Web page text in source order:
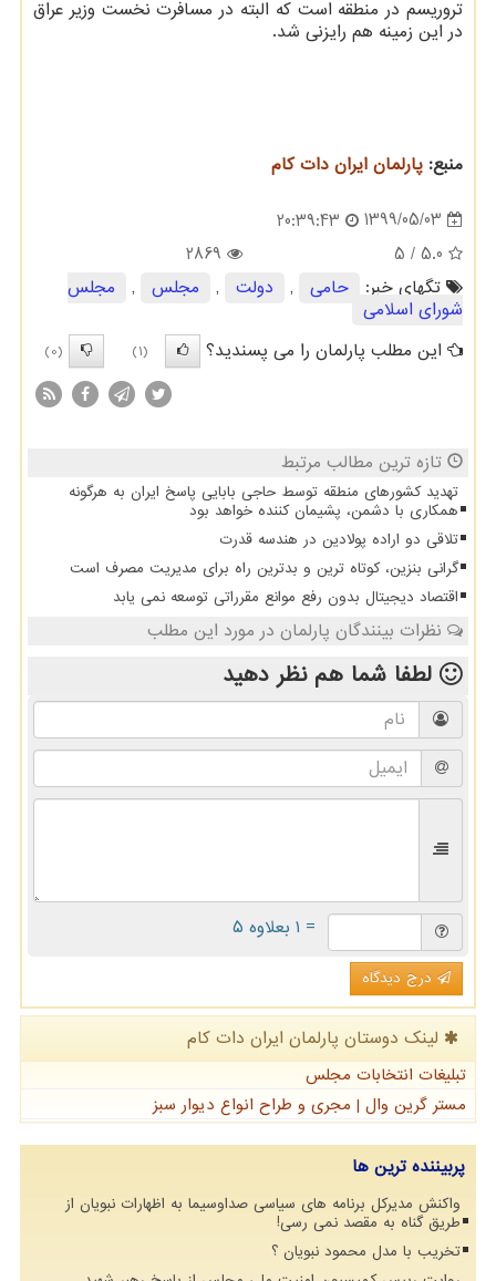
تروریسم در منطقه است که البته در مسافرت نخست وزیر عراق
در این زمینه هم رایزنی شد.
منبع: پارلمان ایران دات كام
1399/05/03
20:39:43
5.0
/ 5
2869
تگهای خبر:
حامی , دولت , مجلس ,
مجلس
شورای اسلامی
این مطلب پارلمان را می پسندید؟
(1)
(0)
تازه ترین مطالب مرتبط
تهدید کشورهای منطقه توسط حاجی بابایی پاسخ ایران به هرگونه
همکاری با دشمن، پشیمان کننده خواهد بود
تلاقی دو اراده پولادین در هندسه قدرت
گرانی بنزین، کوتاه ترین و بدترین راه برای مدیریت مصرف است
اقتصاد دیجیتال بدون رفع موانع مقرراتی توسعه نمی یابد
نظرات بینندگان پارلمان در مورد این مطلب
لطفا شما همنظر دهید
= ۱ بعلاوه ۵
درج دیدگاه
لینک دوستان پارلمان ایران دات كام
تبلیغات انتخابات مجلس
مستر گرین وال | مجری و طراح انواع دیوار سبز
پربیننده ترین ها
واکنش مدیرکل برنامه های سیاسی صداوسیما به اظهارات نبویان از
طریق گناه به مقصد نمی رسی!
تخریب با مدل محمود نبویان ؟